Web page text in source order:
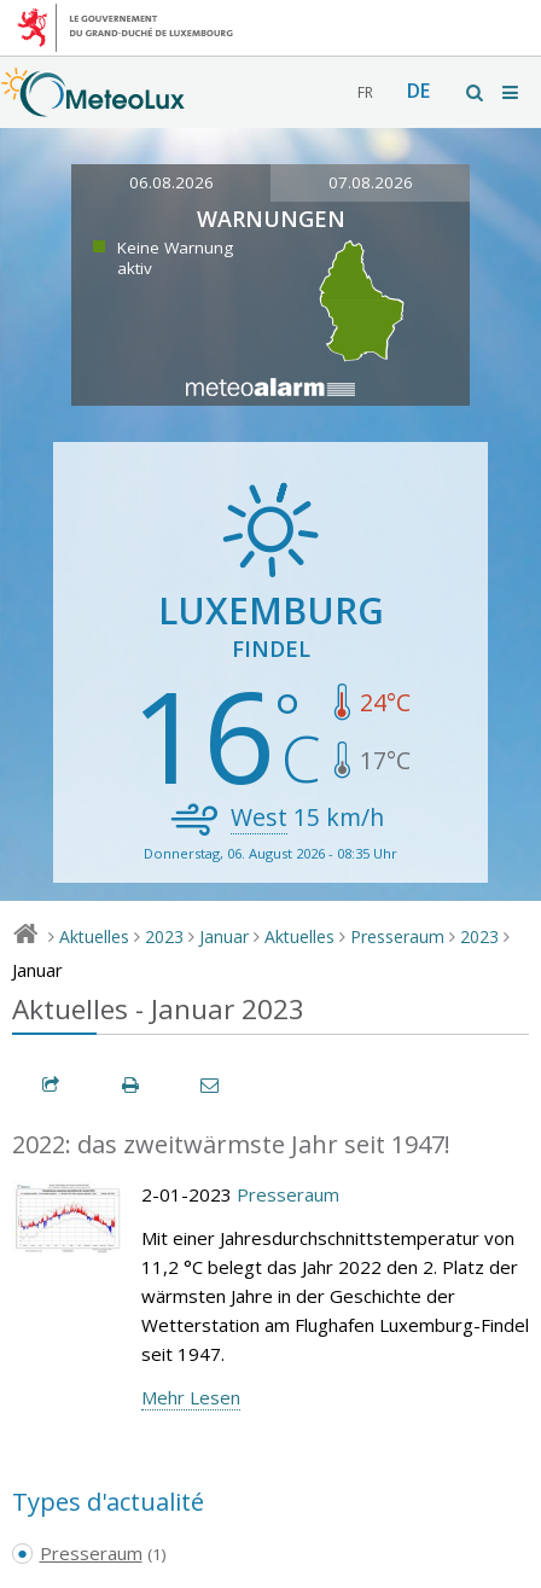
FR DE
06.08.2026 07.08.2026
WARNUNGEN
Keine Warnung
aktiv
LUXEMBURG
FINDEL
16 24°C
17°C
West 15 km/h
Donnerstag, 06. August 2026 - 08:35 Uhr
> Aktuelles > 2023 > Januar > Aktuelles > Presseraum > 2023 >
Januar
Aktuelles - Januar 2023
2022: das zweitwärmste Jahr seit 1947!
2-01-2023 Presseraum
Mit einer Jahresdurchschnittstemperatur von
11,2 °C belegt das Jahr 2022 den 2. Platz der
wärmsten Jahre in der Geschichte der
Wetterstation am Flughafen Luxemburg-Findel
seit 1947.
Mehr Lesen
Types d'actualité
Presseraum (1)